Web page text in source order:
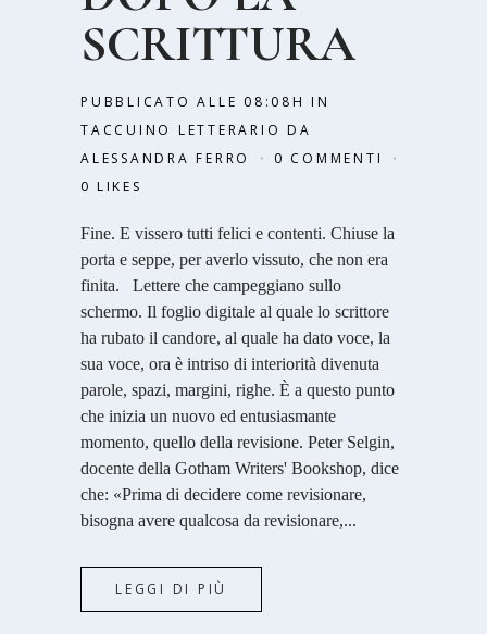
SCRITTURA
PUBBLICATO ALLE 08:08H IN
TACCUINO LETTERARIO DA
ALESSANDRA FERRO
0 COMMENTI
0 LIKES
Fine. E vissero tutti felici e contenti. Chiuse la
porta e seppe, per averlo vissuto, che non era
finita. Lettere che campeggiano sullo
schermo. Il foglio digitale al quale lo scrittore
ha rubato il candore, al quale ha dato voce, la
sua voce, ora è intriso di interiorità divenuta
parole, spazi, margini, righe. È a questo punto
che inizia un nuovo ed entusiasmante
momento, quello della revisione. Peter Selgin,
docente della Gotham Writers' Bookshop, dice
che: «Prima di decidere come revisionare,
bisogna avere qualcosa da revisionare,...
LEGGI DI PIÙ